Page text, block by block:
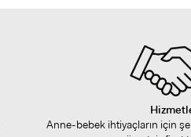
Anne-bebek ihtiyaçların için